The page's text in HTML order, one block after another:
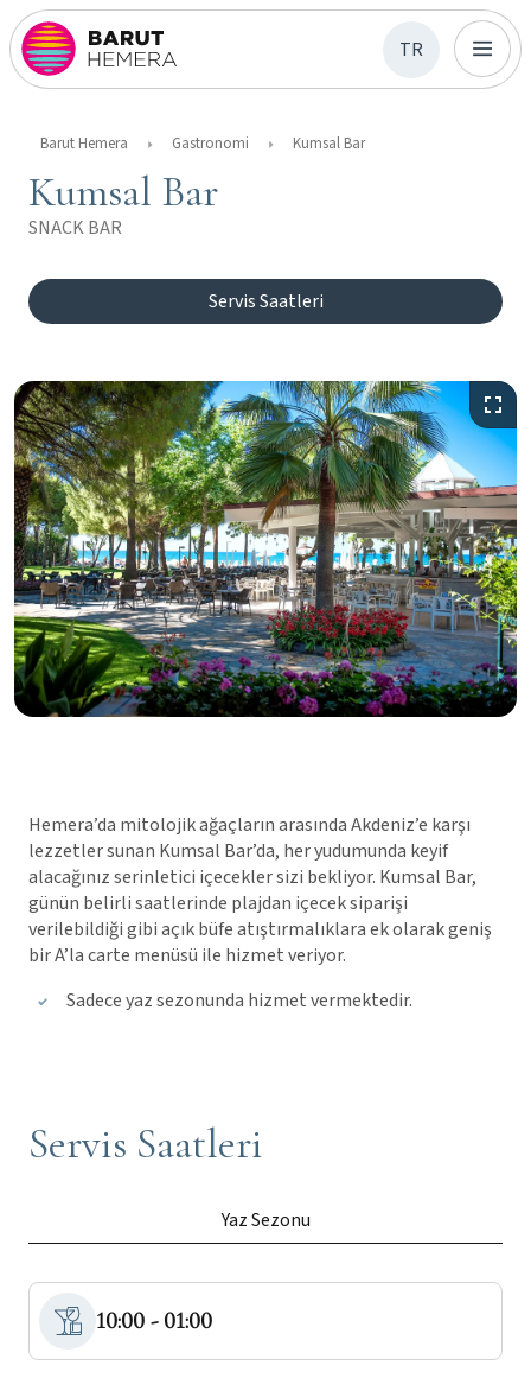
TR
Barut Hemera Gastronomi Kumsal Bar
Kumsal Bar
SNACK BAR
Servis Saatleri
Hemera’da mitolojik ağaçların arasında Akdeniz’e karşı
lezzetler sunan Kumsal Bar’da, her yudumunda keyif
alacağınız serinletici içecekler sizi bekliyor. Kumsal Bar,
günün belirli saatlerinde plajdan içecek siparişi
verilebildiği gibi açık büfe atıştırmalıklara ek olarak geniş
bir A’la carte menüsü ile hizmet veriyor.
Sadece yaz sezonunda hizmet vermektedir.
Servis Saatleri
Yaz Sezonu
10:00 - 01:00